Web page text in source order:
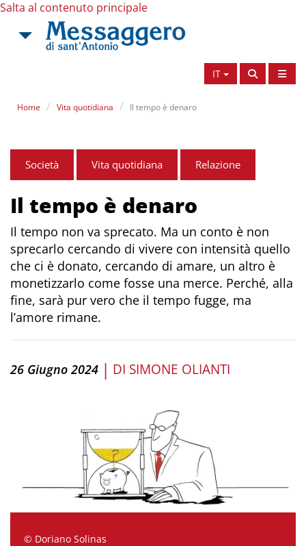
Salta al contenuto principale
IT
Home Vita quotidiana Il tempo è denaro
Società Vita quotidiana Relazione
Il tempo è denaro
Il tempo non va sprecato. Ma un conto è non
sprecarlo cercando di vivere con intensità quello
che ci è donato, cercando di amare, un altro è
monetizzarlo come fosse una merce. Perché, alla
fine, sarà pur vero che il tempo fugge, ma
l’amore rimane.
26 Giugno 2024 | DI SIMONE OLIANTI
© Doriano Solinas